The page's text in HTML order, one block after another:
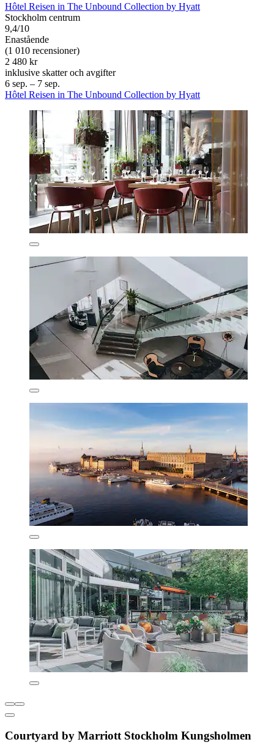
Hôtel Reisen in The Unbound Collection by Hyatt
Stockholm centrum
9,4/10
Enastående
(1 010 recensioner)
2 480 kr
inklusive skatter och avgifter
6 sep. – 7 sep.
Hôtel Reisen in The Unbound Collection by Hyatt
Courtyard by Marriott Stockholm Kungsholmen